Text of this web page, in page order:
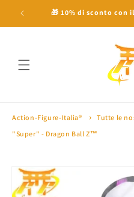
direttamente
100€ ⛩ 🎁 10% di sconto con
Action-Figure-Italia® Tutte le
"Super" - Dragon Ball Z™
Passa alle
informazioni
sul prodotto